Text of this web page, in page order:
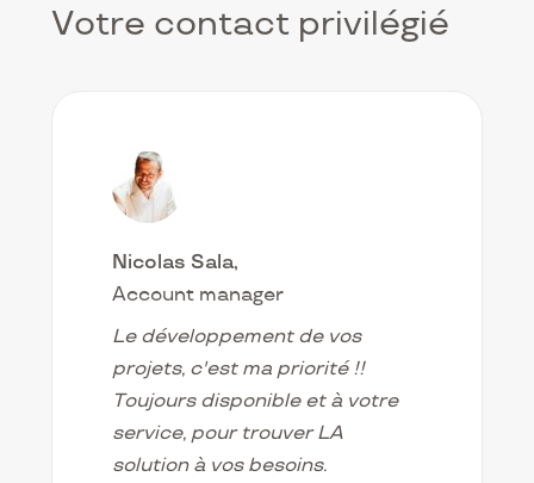
Votre contact privilégié
Nicolas Sala
Account manager
Le développement de vos
projets, c'est ma priorité !!
Toujours disponible et à votre
service, pour trouver LA
solution à vos besoins.